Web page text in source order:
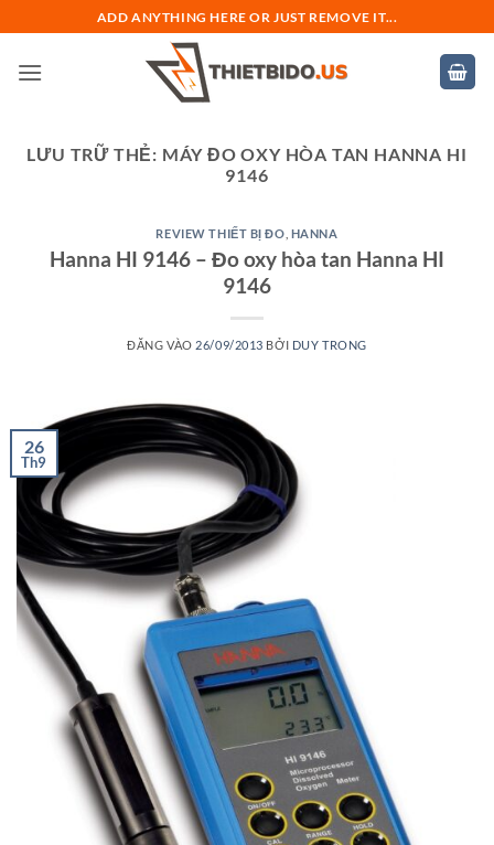
qua
nội
ADD ANYTHING HERE OR JUST REMOVE IT...
LƯU TRỮ THẺ: MÁY ĐO OXY HÒA TAN HANNA HI
9146
REVIEW THIẾT BỊ ĐO HANNA
Hanna HI 9146 – Đo oxy hòa tan Hanna HI
9146
ĐĂNG VÀO 26/09/2013 BỞI DUY TRONG
26
Th9